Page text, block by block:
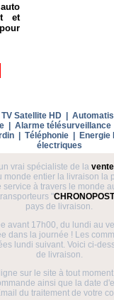
et
TV Satellite HD|
| Alarme télésurveillance
| Téléphonie| Energie
électriques
vrai spécialiste de la
monde entier la livraison la
à travers le monde
"CHRONOPOST
pays de livraison.
avant 17h00, du lundi au
dans la journée ! Les
lundi suivant. Voici ci-
de livraison.
sur le site à tout
ainsi que la date
du traitement de votre